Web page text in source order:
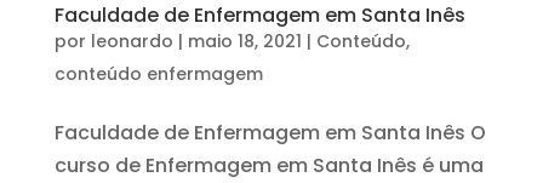
Faculdade de Enfermagem em Santa Inês
por leonardo | maio 18, 2021 | Conteúdo,
conteúdo enfermagem
Faculdade de Enfermagem em Santa Inês O
curso de Enfermagem em Santa Inês é uma